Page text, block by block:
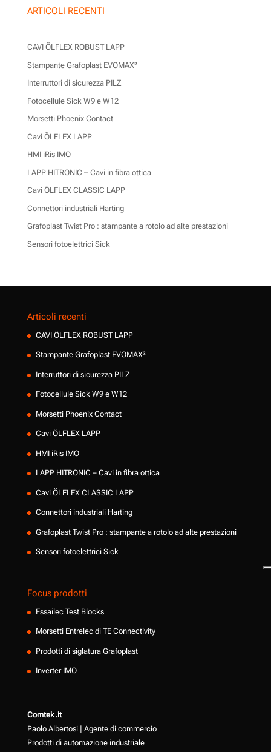
ARTICOLI RECENTI
CAVI ÖLFLEX ROBUST LAPP
Stampante Grafoplast EVOMAX²
Interruttori di sicurezza PILZ
Fotocellule Sick W9 e W12
Morsetti Phoenix Contact
Cavi ÖLFLEX LAPP
HMI iRis IMO
LAPP HITRONIC – Cavi in fibra ottica
Cavi ÖLFLEX CLASSIC LAPP
Connettori industriali Harting
Grafoplast Twist Pro : stampante a rotolo ad alte prestazioni
Sensori fotoelettrici Sick
Articoli recenti
CAVI ÖLFLEX ROBUST LAPP
Stampante Grafoplast EVOMAX²
Interruttori di sicurezza PILZ
Fotocellule Sick W9 e W12
Morsetti Phoenix Contact
Cavi ÖLFLEX LAPP
HMI iRis IMO
LAPP HITRONIC – Cavi in fibra ottica
Cavi ÖLFLEX CLASSIC LAPP
Connettori industriali Harting
Grafoplast Twist Pro : stampante a rotolo ad alte prestazioni
Sensori fotoelettrici Sick
Focus prodotti
Essailec Test Blocks
Morsetti Entrelec di TE Connectivity
Prodotti di siglatura Grafoplast
Inverter IMO
Comtek.it
Paolo Albertosi | Agente di commercio
Prodotti di automazione industriale